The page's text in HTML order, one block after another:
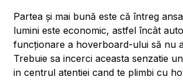
Partea și mai bună este că întreg
lumini este economic, astfel încât
funcționare a hoverboard-ului să nu
Trebuie sa incerci aceasta senzatie
in centrul atentiei cand te plimbi cu